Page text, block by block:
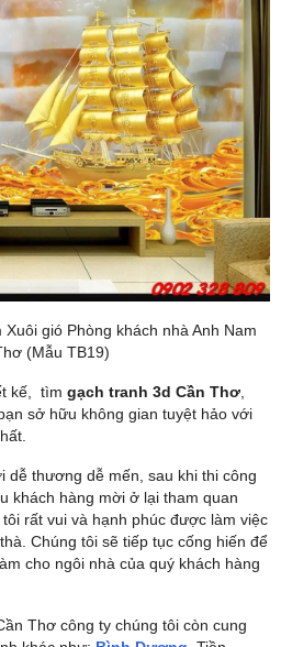
gió Phòng khách nhà Anh Nam
(Mẫu TB19)
kế, tìm gạch tranh 3d Cần Thơ
sở hữu không gian tuyệt hảo với
dễ thương dễ mến, sau khi thi công
khách hàng mời ở lại tham quan
rất vui và hạnh phúc được làm việc
Chúng tôi sẽ tiếp tục cống hiến để
cho ngôi nhà của quý khách hàng
Thơ công ty chúng tôi còn cung